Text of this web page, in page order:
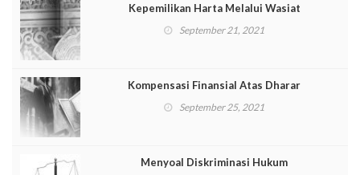
Kepemilikan Harta Melalui Wasiat
September 21, 2021
Kompensasi Finansial Atas Dharar
September 25, 2021
Menyoal Diskriminasi Hukum